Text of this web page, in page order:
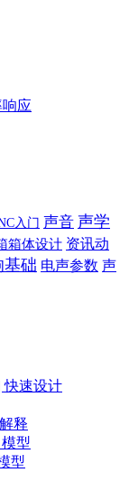
应
入门 声音 声学
箱体设计 资讯动
基础 电声参数 声
快速设计
释
型
型